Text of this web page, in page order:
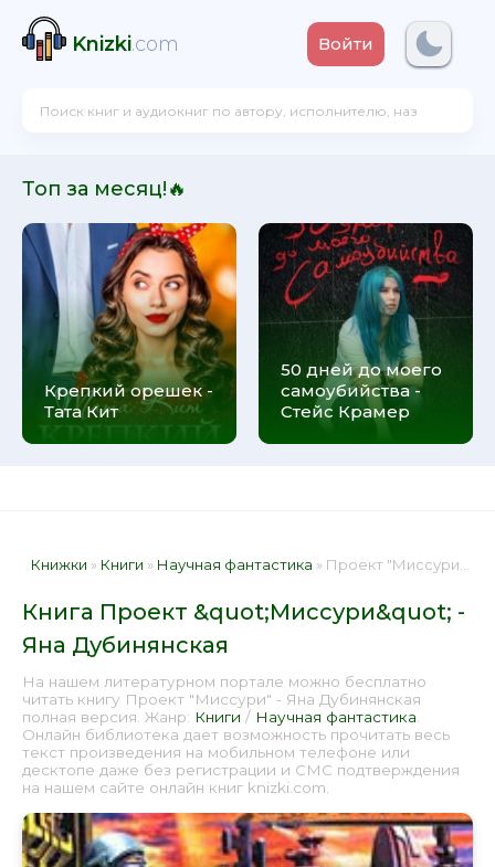
Knizki.com Войти
Топ за месяц!🔥
Крепкий орешек -
Тата Кит
50 дней до моего
самоубийства -
Стейс Крамер
Книжки » Книги » Научная фантастика » Проект "Миссури" - Яна Дубинянская 📕 - Книга онлайн бесплатно
Книга Проект &quot;Миссури&quot; -
Яна Дубинянская
На нашем литературном портале можно бесплатно
читать книгу Проект "Миссури" - Яна Дубинянская
полная версия. Жанр: Книги / Научная фантастика
Онлайн библиотека дает возможность прочитать весь
текст произведения на мобильном телефоне или
десктопе даже без регистрации и СМС подтверждения
на нашем сайте онлайн книг knizki.com.